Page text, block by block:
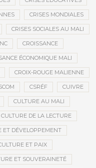
CRISES MONDIALES
CRISES SOCIALES AU MALI
CROISSANCE
ÉCONOMIQUE MALI
CROIX-ROUGE MALIENNE
CSRÉF CUIVRE
CULTURE AU MALI
CULTURE DE LA LECTURE
ET DÉVELOPPEMENT
ET PAIX
ET SOUVERAINETÉ